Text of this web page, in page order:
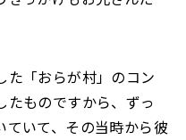
「おらが村」のコン
たものですから、ずっ
ていて、その当時から彼